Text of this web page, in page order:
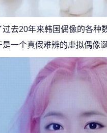
去20年来韩国偶像的各
一个真假难辨的虚拟偶像诞